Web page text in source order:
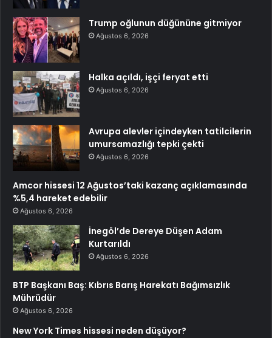
Trump oğlunun düğününe gitmiyor
Ağustos 6, 2026
Halka açıldı, işçi feryat etti
Ağustos 6, 2026
Avrupa alevler içindeyken tatilcilerin
umursamazlığı tepki çekti
Ağustos 6, 2026
Amcor hissesi 12 Ağustos’taki kazanç açıklamasında
%5,4 hareket edebilir
Ağustos 6, 2026
İnegöl’de Dereye Düşen Adam
Kurtarıldı
Ağustos 6, 2026
BTP Başkanı Baş: Kıbrıs Barış Harekatı Bağımsızlık
Mührüdür
Ağustos 6, 2026
New York Times hissesi neden düşüyor?